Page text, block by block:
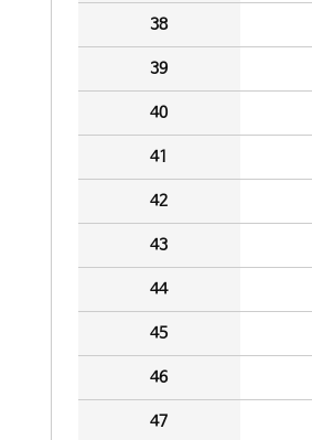
38
39
40
41
42
43
44
45
46
47